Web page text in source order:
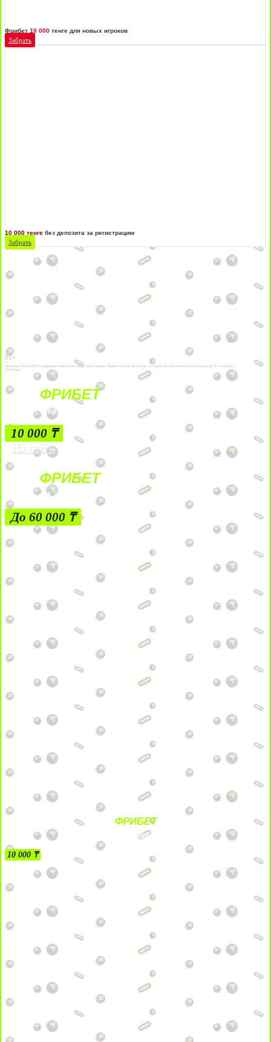
Фрибет 10 000 тенге для новых игроков
Забрать
10 000 тенге без депозита за регистрацию
Забрать
21+
Лицензии №24514359, выданной комитетом индустрии туризма Министерства культуры и спорта Республики Казахстан срок до 27 сентября
2034 года.
ФРИБЕТ
БЕЗ УСЛОВИЙ
10 000 ₸
На сайт
ФРИБЕТ
ЗА ДЕПОЗИТЫ
До 60 000 ₸
ФРИБЕТ
БЕЗ УСЛОВИЙ
10 000 ₸